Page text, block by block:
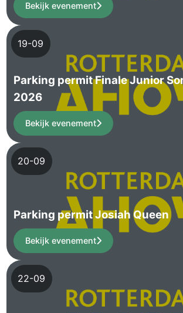
Bekijk evenement
19-09
Parking permit Finale Junior
2026
Bekijk evenement
20-09
Parking permit Josiah Queen
Bekijk evenement
22-09